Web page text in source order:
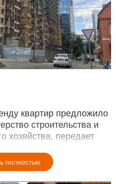
квартир предложило
строительства и
хозяйства, передает
полностью